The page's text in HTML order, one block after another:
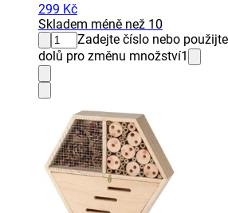
299 Kč
Skladem méně než 10
Zadejte číslo nebo
dolů pro změnu množství1